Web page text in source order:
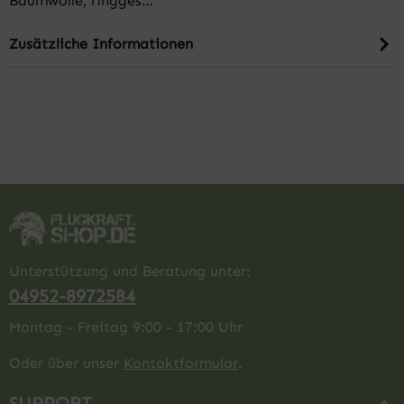
Zusätzliche Informationen
Unterstützung und Beratung unter:
04952-8972584
Montag - Freitag 9:00 - 17:00 Uhr
Oder über unser Kontaktformular.